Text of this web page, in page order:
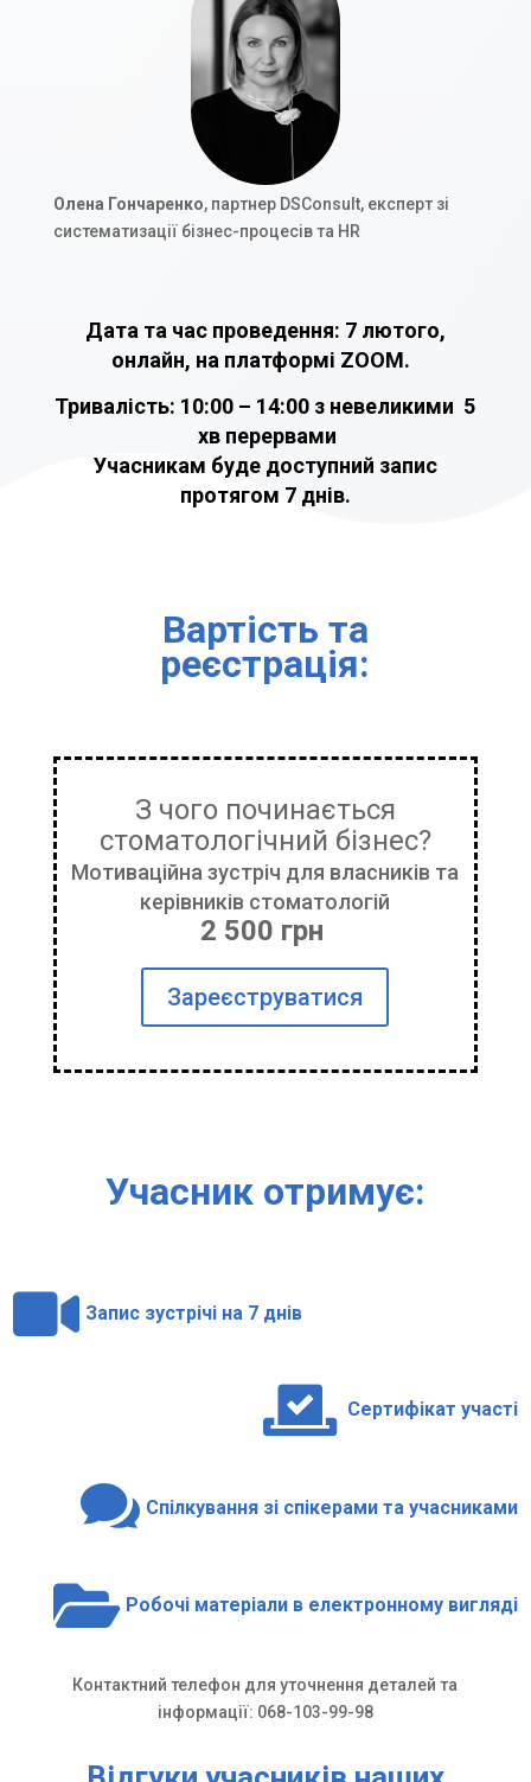
Олена Гончаренко, партнер DSConsult, експерт зі
систематизації бізнес-процесів та HR
Дата та час проведення: 7 лютого,
онлайн, на платформі ZOOM.
Тривалість: 10:00 – 14:00 з невеликими 5
хв перервами
Учасникам буде доступний запис
протягом 7 днів.
Вартість та
реєстрація:
З чого починається
стоматологічний бізнес?
Мотиваційна зустріч для власників та
керівників стоматологій
2 500 грн
Зареєструватися
Учаcник отримує:
 Запис зустрічі на 7 днів
 Сертифікат участі
 Спілкування зі спікерами та учасниками
 Робочі матеріали в електронному вигляді
Контактний телефон для уточнення деталей та
інформації: 068-103-99-98